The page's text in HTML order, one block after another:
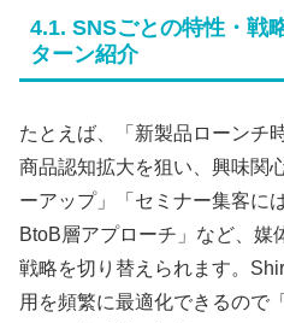
4.1. SNSごとの特性・戦
ターン紹介
たとえば、「新製品ローンチ
商品認知拡大を狙い、興味関
ーアップ」「セミナー集客に
BtoB層アプローチ」など、媒
戦略を切り替えられます。
用を頻繁に最適化できるので